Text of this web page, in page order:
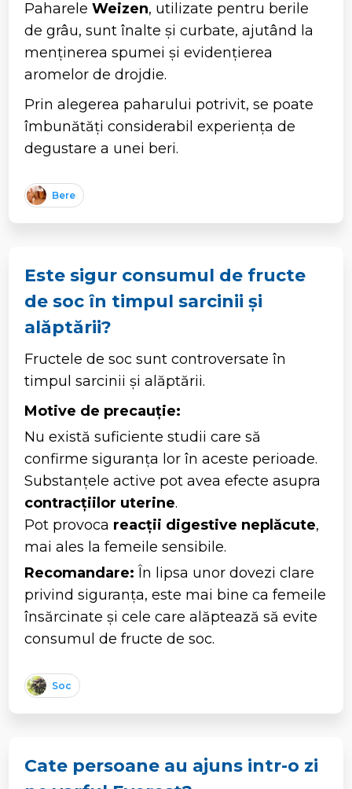
PahareleWeizen, utilizate pentru berile
de grâu, sunt înalte și curbate, ajutând la
menținerea spumei și evidențierea
aromelor de drojdie.
Prin alegerea paharului potrivit, se poate
îmbunătăți considerabil experiența de
degustare a unei beri.
Bere
Este sigur consumul de fructe
de soc în timpul sarcinii și
alăptării?
Fructele de soc sunt controversate în
timpul sarcinii și alăptării.
Motive de precauție:
Nu există suficiente studii care să
confirme siguranța lor în aceste perioade.
Substanțele active pot avea efecte asupra
contracțiilor uterine.
Pot provoca reacții digestive neplăcute,
mai ales la femeile sensibile.
Recomandare: În lipsa unor dovezi clare
privind siguranța, este mai bine ca femeile
însărcinate și cele care alăptează să evite
consumul de fructe de soc.
Soc
Cate persoane au ajuns intr-o zi